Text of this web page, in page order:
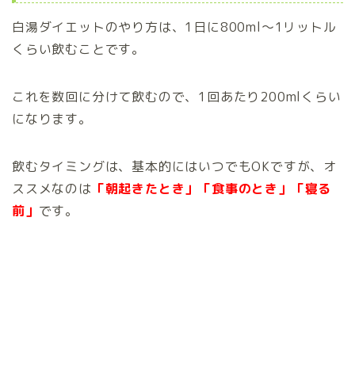
白湯ダイエットのやり方は、1日に800ml～1リットル
くらい飲むことです。
これを数回に分けて飲むので、1回あたり200mlくらい
になります。
飲むタイミングは、基本的にはいつでもOKですが、オ
ススメなのは 「朝起きたとき」「食事のとき」「寝る
前」 です。